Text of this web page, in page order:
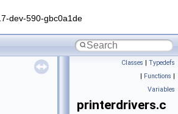
dev-590-gbc0a1de
Classes | Typedefs
| Functions |
Variables
printerdrivers.c